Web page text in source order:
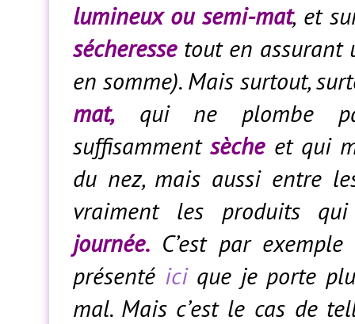
lumineux ou semi-mat, et
sécheressetout en assurant
en somme). Mais surtout,
mat, qui ne plombe
suffisammentsècheet qui
du nez, mais aussi entre
vraiment les produits
journée. C’est par
présenté icique je porte
mal. Mais c’est le cas de